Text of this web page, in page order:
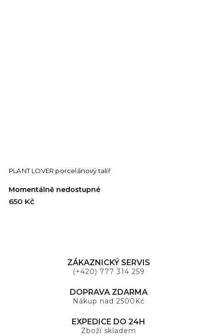
PLANT LOVER porcelánový talíř
Momentálně nedostupné
650 Kč
ZÁKAZNICKÝ SERVIS
(+420) 777 314 259
DOPRAVA ZDARMA
Nákup nad 2500Kč
EXPEDICE DO 24H
Zboží skladem